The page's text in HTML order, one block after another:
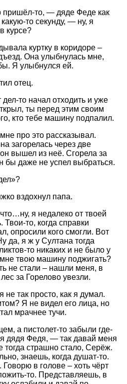
пришёл-то, — дяде Феде как
то секунду, — ну, я
курсе?
куртку в коридоре –
Она улыбнулась мне,
Я улыбнулся ей.
отец.
то начал отходить и уже
ты перед этим своим
кто тебе машину подпалил.
про это рассказывал.
загорелась через две
вышел из неё. Сгорела за
бы даже не успел выбраться.
вздохнул папа.
я недалеко от твоей
то, когда справки
опросили кого смогли. Вот
да, я ж у Султана тогда
то никаких и не было у
твою машину поджигать?
не стали – нашли меня, в
за Горелово увезли.
не так просто, как я думал.
Я не видел его лица, но
мрачнее тучи.
а пистолет-то забыли где-
дядя Федя, — так давай меня
тогда страшно стало, Серёж.
знаешь, когда душат-то.
Говорю в голове – хоть чёрт
то. Представляешь, в